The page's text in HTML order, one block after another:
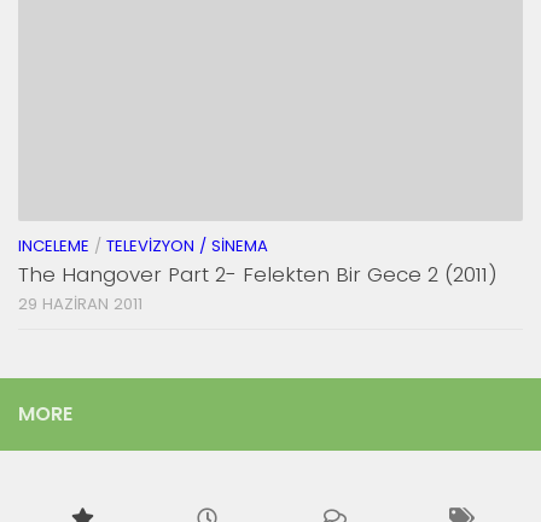
INCELEME / TELEVIZYON / SINEMA
The Hangover Part 2- Felekten Bir Gece 2 (2011)
29 HAZIRAN 2011
MORE